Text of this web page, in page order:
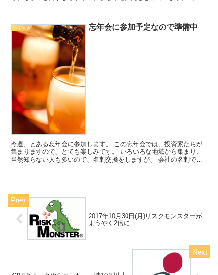
つぶやき 忘年会に参加予定なので準備中
今週、とある忘年会に参加します。 この忘年会では、投資家たちが
集まりますので、とても楽しみです。 いろいろな地域から集まり、
当然知らない人も多いので、名刺交換をしますが、 会社の名刺で交
2017年10月30日(月)リスクモンスターが
ようやく2倍に